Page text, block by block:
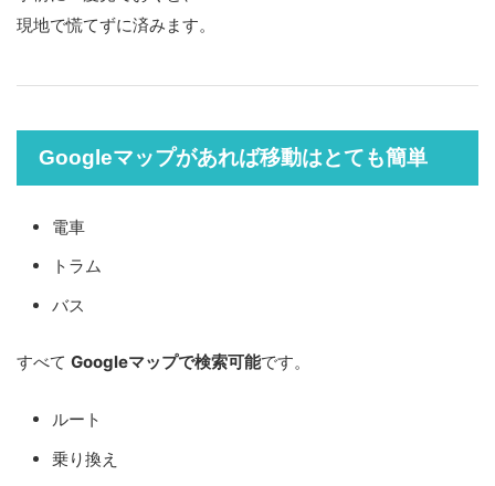
現地で慌てずに済みます。
Googleマップがあれば移動はとても簡単
電車
トラム
バス
すべて Googleマップで検索可能です。
ルート
乗り換え